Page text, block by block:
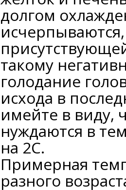
долгом
такому
голодание
исхода в
имейте в виду,
нуждаются в
на 2С.
Примерная
разного